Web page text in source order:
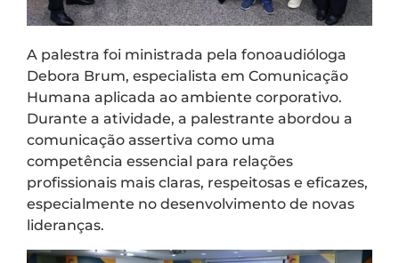
A palestra foi ministrada pela fonoaudióloga
Debora Brum, especialista em Comunicação
Humana aplicada ao ambiente corporativo.
Durante a atividade, a palestrante abordou a
comunicação assertiva como uma
competência essencial para relações
profissionais mais claras, respeitosas e eficazes,
especialmente no desenvolvimento de novas
lideranças.